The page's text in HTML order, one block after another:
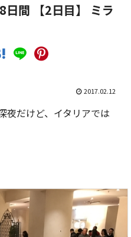
日間 【2日目】 ミラ
2017.02.12
夜だけど、イタリアでは